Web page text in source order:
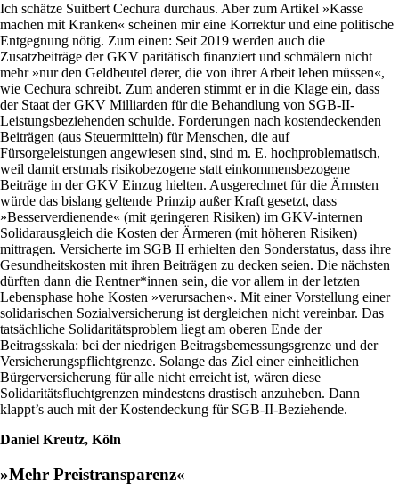
Ich schätze Suitbert Cechura durchaus. Aber zum Artikel »Kasse
machen mit Kranken« scheinen mir eine Korrektur und eine politische
Entgegnung nötig. Zum einen: Seit 2019 werden auch die
Zusatzbeiträge der GKV paritätisch finanziert und schmälern nicht
mehr »nur den Geldbeutel derer, die von ihrer Arbeit leben müssen«,
wie Cechura schreibt. Zum anderen stimmt er in die Klage ein, dass
der Staat der GKV Milliarden für die Behandlung von SGB-II-
Leistungsbeziehenden schulde. Forderungen nach kostendeckenden
Beiträgen (aus Steuermitteln) für Menschen, die auf
Fürsorgeleistungen angewiesen sind, sind m. E. hochproblematisch,
weil damit erstmals risikobezogene statt einkommensbezogene
Beiträge in der GKV Einzug hielten. Ausgerechnet für die Ärmsten
würde das bislang geltende Prinzip außer Kraft gesetzt, dass
»Besserverdienende« (mit geringeren Risiken) im GKV-internen
Solidarausgleich die Kosten der Ärmeren (mit höheren Risiken)
mittragen. Versicherte im SGB II erhielten den Sonderstatus, dass ihre
Gesundheitskosten mit ihren Beiträgen zu decken seien. Die nächsten
dürften dann die Rentner*innen sein, die vor allem in der letzten
Lebensphase hohe Kosten »verursachen«. Mit einer Vorstellung einer
solidarischen Sozialversicherung ist dergleichen nicht vereinbar. Das
tatsächliche Solidaritätsproblem liegt am oberen Ende der
Beitragsskala: bei der niedrigen Beitragsbemessungsgrenze und der
Versicherungspflichtgrenze. Solange das Ziel einer einheitlichen
Bürgerversicherung für alle nicht erreicht ist, wären diese
Solidaritätsfluchtgrenzen mindestens drastisch anzuheben. Dann
klappt’s auch mit der Kostendeckung für SGB-II-Beziehende.
Daniel Kreutz, Köln
»Mehr Preistransparenz«